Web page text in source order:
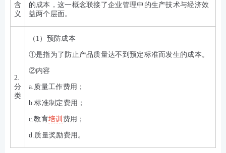
含
义
的成本，这一概念联接了企业管理中的生产技术与经济效
益两个层面。
2.
分
类
（1）预防成本
①是指为了防止产品质量达不到预定标准而发生的成本。
②内容
a.质量工作费用；
b.标准制定费用；
c.教育培训 费用；
d.质量奖励费用。